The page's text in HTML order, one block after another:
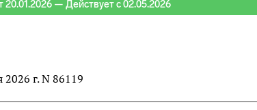
20.01.2026 — Действует с 02.05.2026
г. N 86119